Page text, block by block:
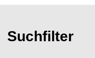
Suchfilter